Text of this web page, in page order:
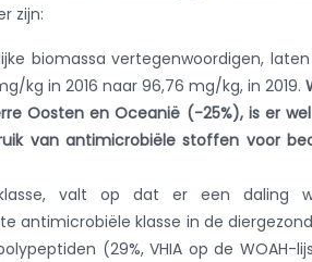
zijn:
biomassa vertegenwoordigen,
kg in 2016 naar 96,76 mg/kg, in 2019.
Oosten en Oceanië (-25%), is er
van antimicrobiële stoffen voor
valt op dat er een daling
antimicrobiële klasse in de
(29%, VHIA op de WOAH-